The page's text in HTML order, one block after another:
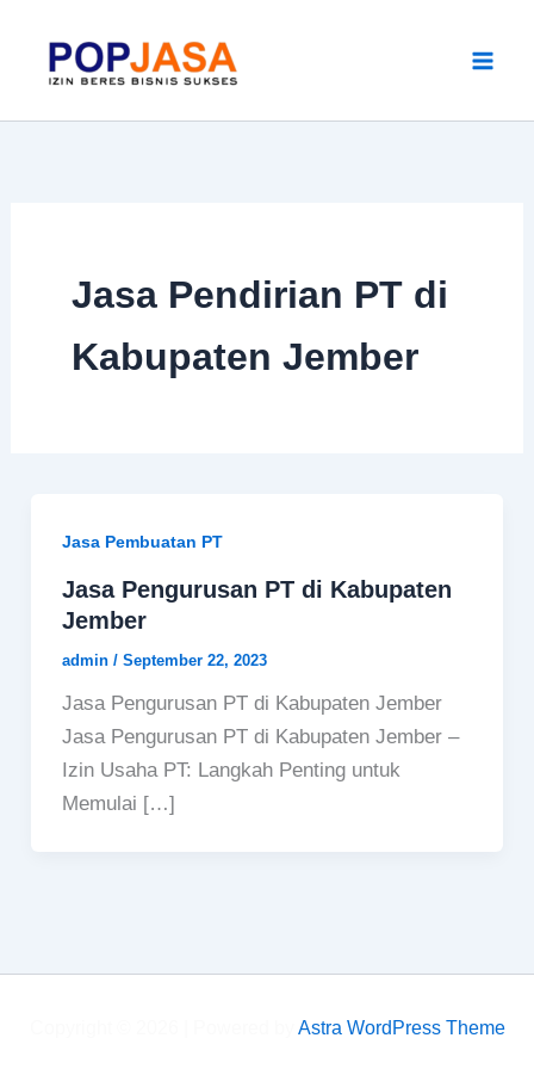
content
Jasa Pendirian PT di
Kabupaten Jember
Jasa Pembuatan PT
Jasa Pengurusan PT di Kabupaten
Jember
admin / September 22, 2023
Jasa Pengurusan PT di Kabupaten Jember
Jasa Pengurusan PT di Kabupaten Jember –
Izin Usaha PT: Langkah Penting untuk
Memulai […]
Astra WordPress Theme